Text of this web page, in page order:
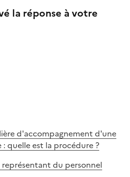
la réponse à votre
d'accompagnement d'une
quelle est la procédure ?
du personnel